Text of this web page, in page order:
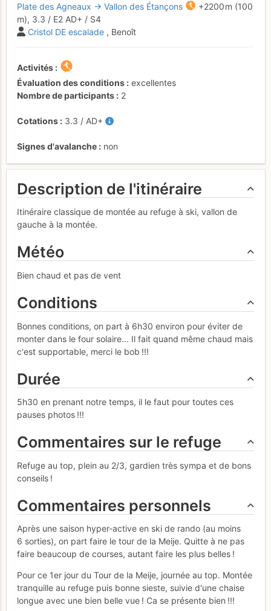
Plate des Agneaux → Vallon des Étançons
+2200 m (100
m), 3.3 / E2 AD+ / S4
Cristol DE escalade , Benoît
Activités
Évaluation des conditions
excellentes
Nombre de participants
2
Cotations 3.3 / AD+
Signes d'avalanche non
Description de l'itinéraire
Itinéraire classique de montée au refuge à ski, vallon de
gauche à la montée.
Météo
Bien chaud et pas de vent
Conditions
Bonnes conditions, on part à 6h30 environ pour éviter de
monter dans le four solaire... Il fait quand même chaud mais
c'est supportable, merci le bob !!!
Durée
5h30 en prenant notre temps, il le faut pour toutes ces
pauses photos !!!
Commentaires sur le refuge
Refuge au top, plein au 2/3, gardien très sympa et de bons
conseils !
Commentaires personnels
Après une saison hyper-active en ski de rando (au moins
6 sorties), on part faire le tour de la Meije. Quitte à ne pas
faire beaucoup de courses, autant faire les plus belles !
Pour ce 1er jour du Tour de la Meije, journée au top. Montée
tranquille au refuge puis bonne sieste, suivie d'une chaise
longue avec une bien belle vue ! Ca se présente bien !!!